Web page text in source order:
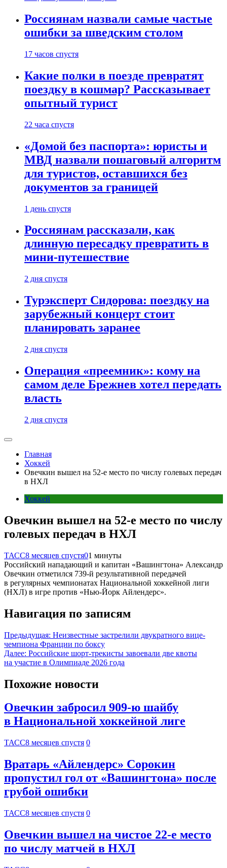
Россиянам назвали самые частые
ошибки за шведским столом
17 часов спустя
Какие полки в поезде превратят
поездку в кошмар? Рассказывает
опытный турист
22 часа спустя
«Домой без паспорта»: юристы и
МВД назвали пошаговый алгоритм
для туристов, оставшихся без
документов за границей
1 день спустя
Россиянам рассказали, как
длинную пересадку превратить в
мини-путешествие
2 дня спустя
Турэксперт Сидорова: поездку на
зарубежный концерт стоит
планировать заранее
2 дня спустя
Операция «преемник»: кому на
самом деле Брежнев хотел передать
власть
2 дня спустя
Главная
Хоккей
Овечкин вышел на 52-е место по числу голевых передач
в НХЛ
Хоккей
Овечкин вышел на 52-е место по числу
голевых передач в НХЛ
ТАСС8 месяцев спустя01 минуты
Российский нападающий и капитан «Вашингтона» Александр
Овечкин отметился 739-й результативной передачей
в регулярных чемпионатах Национальной хоккейной лиги
(НХЛ) в игре против «Нью-Йорк Айлендерс».
Навигация по записям
Предыдущая: Неизвестные застрелили двукратного вице-
чемпиона Франции по боксу
Далее: Российские шорт-трекисты завоевали две квоты
на участие в Олимпиаде 2026 года
Похожие новости
Овечкин забросил 909-ю шайбу
в Национальной хоккейной лиге
ТАСС8 месяцев спустя 0
Вратарь «Айлендерс» Сорокин
пропустил гол от «Вашингтона» после
грубой ошибки
ТАСС8 месяцев спустя 0
Овечкин вышел на чистое 22-е место
по числу матчей в НХЛ